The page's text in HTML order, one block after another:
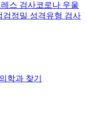
스 검사코로나 우울
검정밀 성격유형 검사
학과 찾기